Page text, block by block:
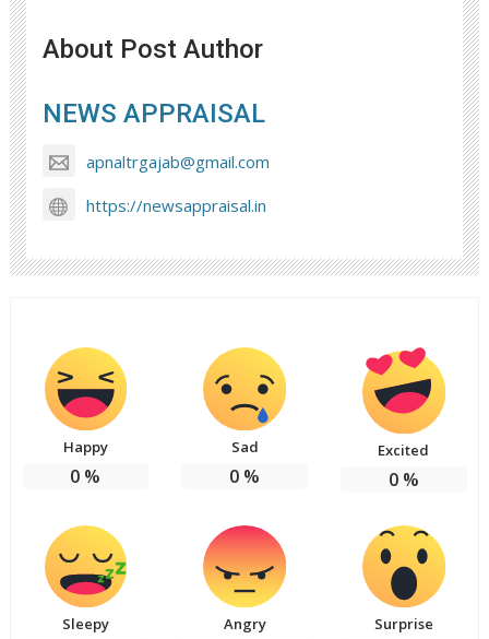
About Post Author
NEWS APPRAISAL
apnaltrgajab@gmail.com
https://newsappraisal.in
Happy
0 %
Sad
0 %
Excited
0%
Sleepy Angry Surprise